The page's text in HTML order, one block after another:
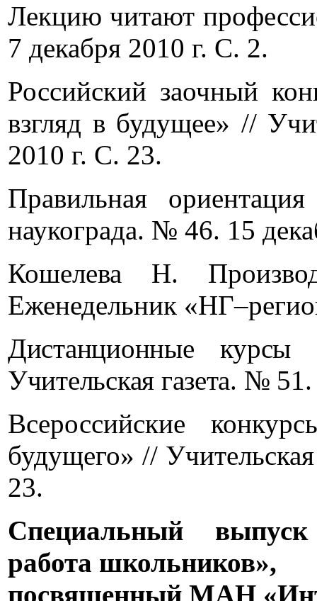
Лекцию читают
7 декабря 2010 г. С. 2.
Российский заочный
взгляд в будущее» //
2010 г. С. 23.
Правильная
наукограда. № 46. 15
Кошелева Н.
Еженедельник
Дистанционные
Учительская газета. №
Всероссийские
будущего» //
23.
Специальный выпуск
работа школьников»,
посвященный МАН